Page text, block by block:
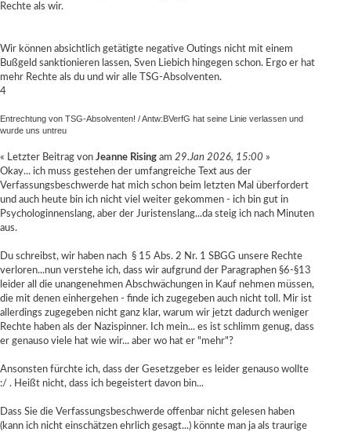
Rechte als wir.
Wir können absichtlich getätigte negative Outings nicht mit einem
Bußgeld sanktionieren lassen, Sven Liebich hingegen schon. Ergo er hat
mehr Rechte als du und wir alle TSG-Absolventen.
4
Entrechtung von TSG-Absolventen! /Antw:BVerfG hat seine Linie verlassen und
wurde uns untreu
« Letzter Beitrag von Jeanne Rising am 29.Jan 2026, 15:00 »
Okay... ich muss gestehen der umfangreiche Text aus der
Verfassungsbeschwerde hat mich schon beim letzten Mal überfordert
und auch heute bin ich nicht viel weiter gekommen - ich bin gut in
Psychologinnenslang, aber der Juristenslang...da steig ich nach Minuten
aus.
Du schreibst, wir haben nach § 15 Abs. 2 Nr. 1 SBGG unsere Rechte
verloren...nun verstehe ich, dass wir aufgrund der Paragraphen §6-§13
leider all die unangenehmen Abschwächungen in Kauf nehmen müssen,
die mit denen einhergehen - finde ich zugegeben auch nicht toll. Mir ist
allerdings zugegeben nicht ganz klar, warum wir jetzt dadurch weniger
Rechte haben als der Nazispinner. Ich mein... es ist schlimm genug, dass
er genauso viele hat wie wir... aber wo hat er "mehr"?
Ansonsten fürchte ich, dass der Gesetzgeber es leider genauso wollte
:/ . Heißt nicht, dass ich begeistert davon bin...
Dass Sie die Verfassungsbeschwerde offenbar nicht gelesen haben
(kann ich nicht einschätzen ehrlich gesagt...) könnte man ja als traurige